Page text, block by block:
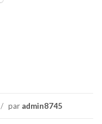
/ par admin8745